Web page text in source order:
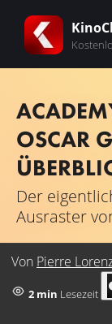
OSCAR
Der
Ausraster
Von Pierre
2 min Lesezeit